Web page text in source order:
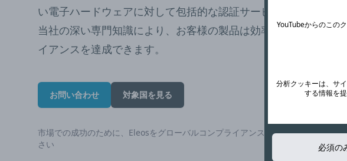
い電子ハードウェアに対して包括的な認証サービスを提供してい
当社の深い専門知識により、お客様の製品は効率的かつ確実に
イアンスを達成できます。
お問い合わせ 対象国を見る
市場での成功のために、Eleosをグローバルコンプライアンスパートナーとしてお
さい
YouTubeからのこの
分析クッキーは、サ
する情報を
必須の